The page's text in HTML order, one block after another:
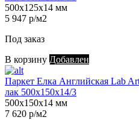
500х125х14 мм
5 947 р/м2
Под заказ
В корзину Добавлен
Паркет Елка Английская Lab
лак 500х150х14/3
500х150х14 мм
7 620 р/м2